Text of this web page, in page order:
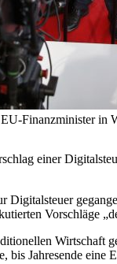
Finanzminister in
einer
Vorschläge
bis Jahresende eine